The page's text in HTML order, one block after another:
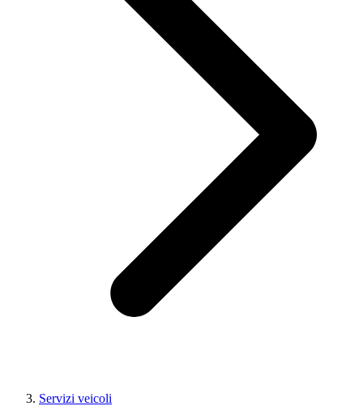
Servizi veicoli